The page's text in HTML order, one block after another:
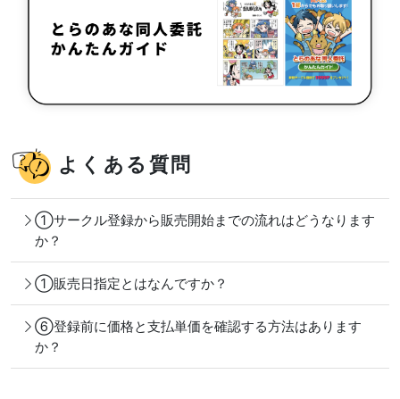
よくある質問
①サークル登録から販売開始までの流れはどうなります
か？
①販売日指定とはなんですか？
⑥登録前に価格と支払単価を確認する方法はあります
か？